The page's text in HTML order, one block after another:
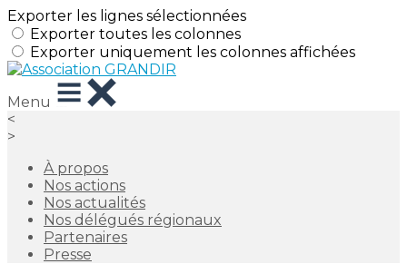
Exporter les lignes sélectionnées
Exporter toutes les colonnes
Exporter uniquement les colonnes affichées
Menu
<
>
À propos
Nos actions
Nos actualités
Nos délégués régionaux
Partenaires
Presse